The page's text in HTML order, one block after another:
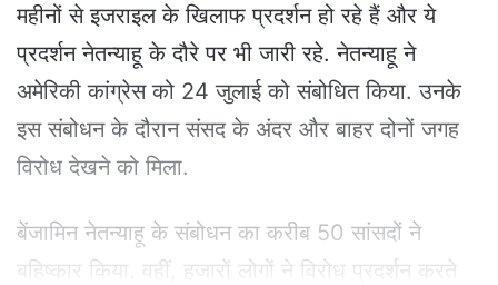
i
महीनों से इजराइल के खिलाफ प्रदर्शन हो रहे हैं और ये
प्रदर्शन नेतन्याहू के दौरे पर भी जारी रहे. नेतन्याहू ने
अमेरिकी कांग्रेस को 24 जुलाई को संबोधित किया. उनके
इस संबोधन के दौरान संसद के अंदर और बाहर दोनों जगह
विरोध देखने को मिला.
बेंजामिन नेतन्याहू के संबोधन का करीब 50 सांसदों ने
बहिष्कार किया. वहीं, हजारों लोगों ने विरोध प्रदर्शन करते